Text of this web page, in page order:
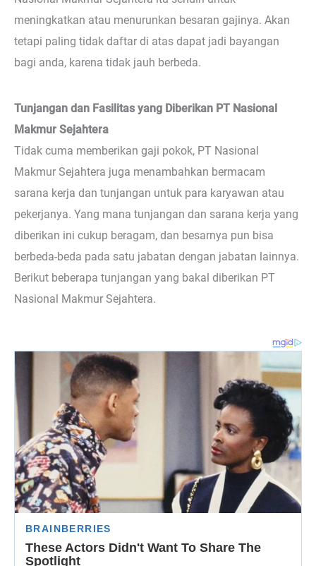
meningkatkan atau menurunkan besaran gajinya. Akan
tetapi paling tidak daftar di atas dapat jadi bayangan
bagi anda, karena tidak jauh berbeda.
Tunjangan dan Fasilitas yang Diberikan PT Nasional
Makmur Sejahtera
Tidak cuma memberikan gaji pokok, PT Nasional
Makmur Sejahtera juga menambahkan bermacam
sarana kerja dan tunjangan untuk para karyawan atau
pekerjanya. Yang mana tunjangan dan sarana kerja yang
diberikan ini cukup beragam, dan besarnya pun bisa
berbeda-beda pada satu jabatan dengan jabatan lainnya.
Berikut beberapa tunjangan yang bakal diberikan PT
Nasional Makmur Sejahtera.